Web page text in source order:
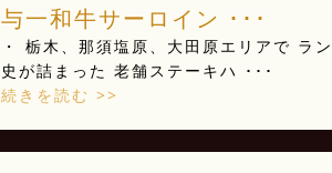
与一和牛サーロイン ･･･
・ 栃木、那須塩原、大田原エリアで ラ
史が詰まった 老舗ステーキハ ･･･
続きを読む >>